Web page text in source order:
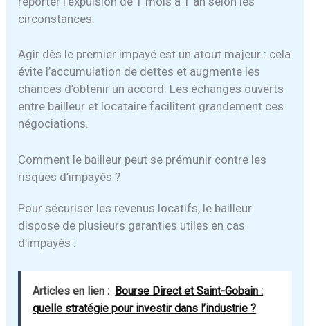
circonstances.
Agir dès le premier impayé est un atout majeur : cela
évite l’accumulation de dettes et augmente les
chances d’obtenir un accord. Les échanges ouverts
entre bailleur et locataire facilitent grandement ces
négociations.
Comment le bailleur peut se prémunir contre les
risques d’impayés ?
Pour sécuriser les revenus locatifs, le bailleur
dispose de plusieurs garanties utiles en cas
d’impayés :
Articles en lien : Bourse Direct et Saint-Gobain :
quelle stratégie pour investir dans l’industrie ?